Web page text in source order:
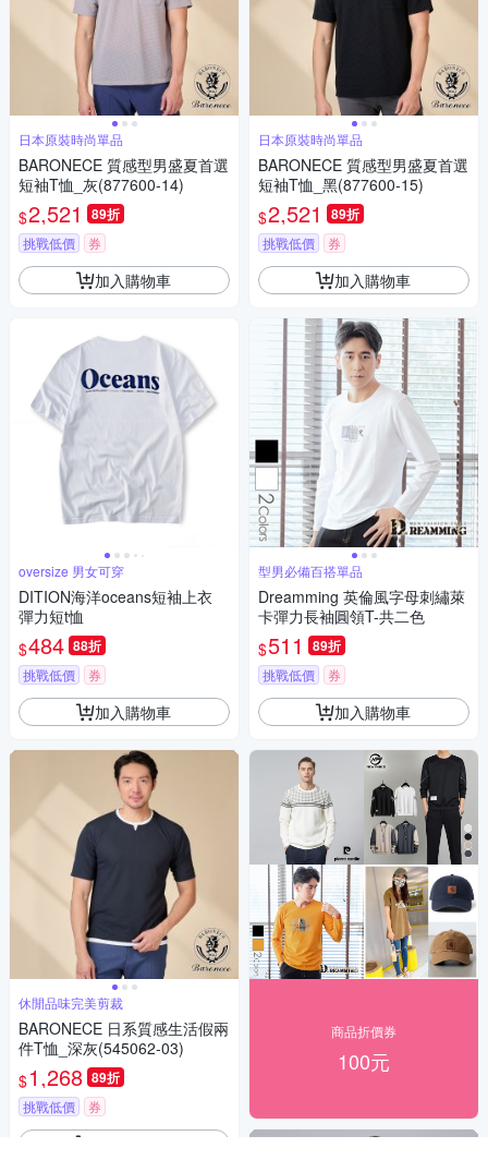
日本原裝時尚單品
BARONECE 質感型男盛夏首選
短袖T恤_灰(877600-14)
$2,521 89折
挑戰低價 券
加入購物車
oversize 男女可穿
DITION海洋oceans短袖上衣
彈力短t恤
$484 88折
挑戰低價 券
加入購物車
休閒品味完美剪裁
BARONECE 日系質感生活假兩
件T恤_深灰(545062-03)
$1,268 89折
挑戰低價 券
日本原裝時尚單品
BARONECE 質感型男盛夏首選
短袖T恤_黑(877600-15)
$2,521 89折
挑戰低價 券
加入購物車
型男必備百搭單品
Dreamming 英倫風字母刺繡萊
卡彈力長袖圓領T-共二色
$511 89折
挑戰低價 券
加入購物車
商品折價券
100元